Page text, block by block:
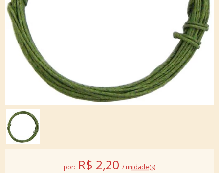
por: R$ 2,20 / unidade(s)